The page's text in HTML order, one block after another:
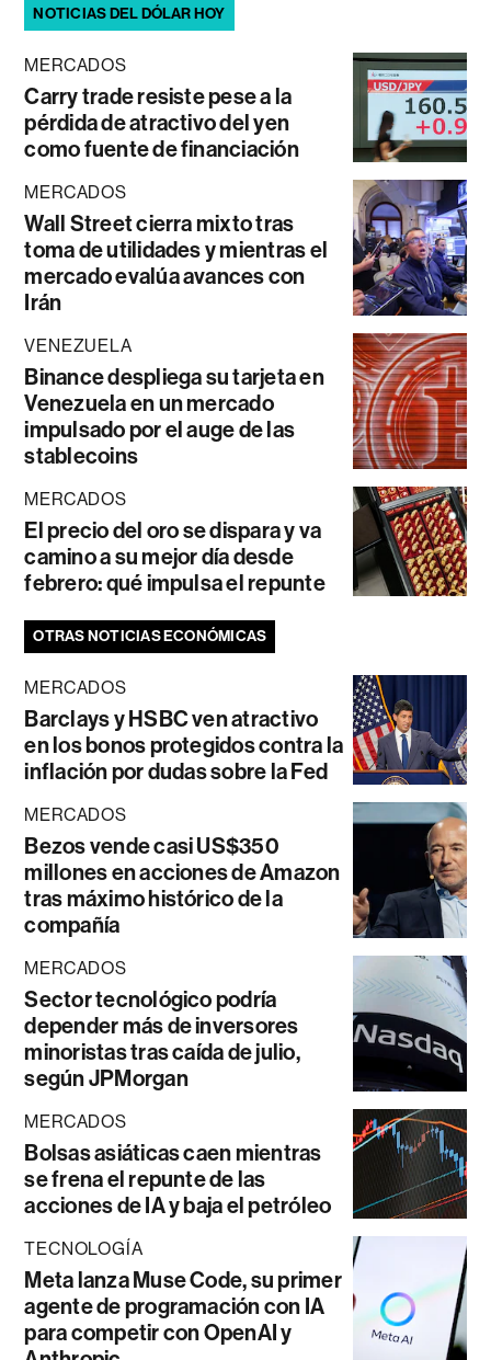
NOTICIAS DEL DÓLAR HOY
MERCADOS
Carry trade resiste pese a la
pérdida de atractivo del yen
como fuente de financiación
MERCADOS
Wall Street cierra mixto tras
toma de utilidades y mientras el
mercado evalúa avances con
Irán
VENEZUELA
Binance despliega su tarjeta en
Venezuela en un mercado
impulsado por el auge de las
stablecoins
MERCADOS
El precio del oro se dispara y va
camino a su mejor día desde
febrero: qué impulsa el repunte
OTRAS NOTICIAS ECONÓMICAS
MERCADOS
Barclays y HSBC ven atractivo
en los bonos protegidos contra la
inflación por dudas sobre la Fed
MERCADOS
Bezos vende casi US$350
millones en acciones de Amazon
tras máximo histórico de la
compañía
MERCADOS
Sector tecnológico podría
depender más de inversores
minoristas tras caída de julio,
según JPMorgan
MERCADOS
Bolsas asiáticas caen mientras
se frena el repunte de las
acciones de IA y baja el petróleo
TECNOLOGÍA
Meta lanza Muse Code, su primer
agente de programación con IA
para competir con OpenAI y